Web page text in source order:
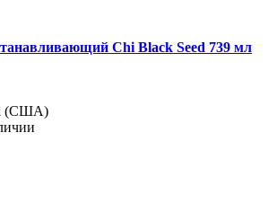
Chi Black Seed 739 мл
(США)